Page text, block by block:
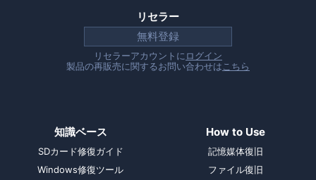
リセラー
無料登録
リセラーアカウントにログイン
製品の再販売に関するお問い合わせはこちら
知識ベース
SDカード修復ガイド
Windows修復ツール
How to Use
記憶媒体復旧
ファイル復旧